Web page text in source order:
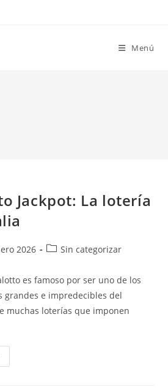
Menú
Jackpot: La lotería
2026
Categoría
entrada:
Sin categorizar
es famoso por ser uno de los
grandes e impredecibles del
muchas loterías que imponen